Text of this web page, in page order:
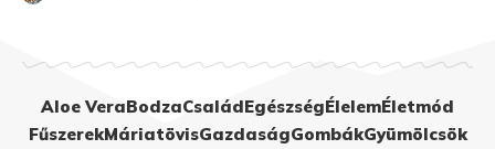
Aloe VeraBodzaCsaládEgészségÉlelemÉletmód
FűszerekMáriatövisGazdaságGombákGyümölcsök